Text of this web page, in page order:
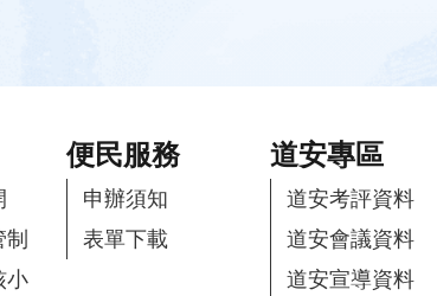
小
便民服務
申辦須知
表單下載
道安專區
道安考評資料
道安會議資料
道安宣導資料